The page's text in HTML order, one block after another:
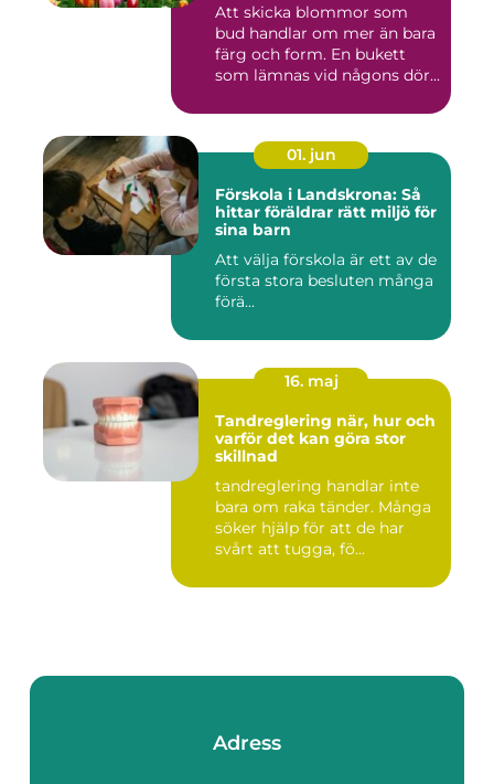
Att skicka blommor som
bud handlar om mer än bara
färg och form. En bukett
som lämnas vid någons dör...
01. jun
Förskola i Landskrona: Så
hittar föräldrar rätt miljö för
sina barn
Att välja förskola är ett av de
första stora besluten många
förä...
16. maj
Tandreglering när, hur och
varför det kan göra stor
skillnad
tandreglering handlar inte
bara om raka tänder. Många
söker hjälp för att de har
svårt att tugga, fö...
Adress